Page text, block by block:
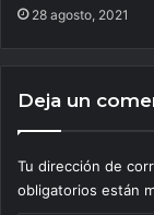
28 agosto, 2021
Deja un
Tu dirección de
obligatorios están